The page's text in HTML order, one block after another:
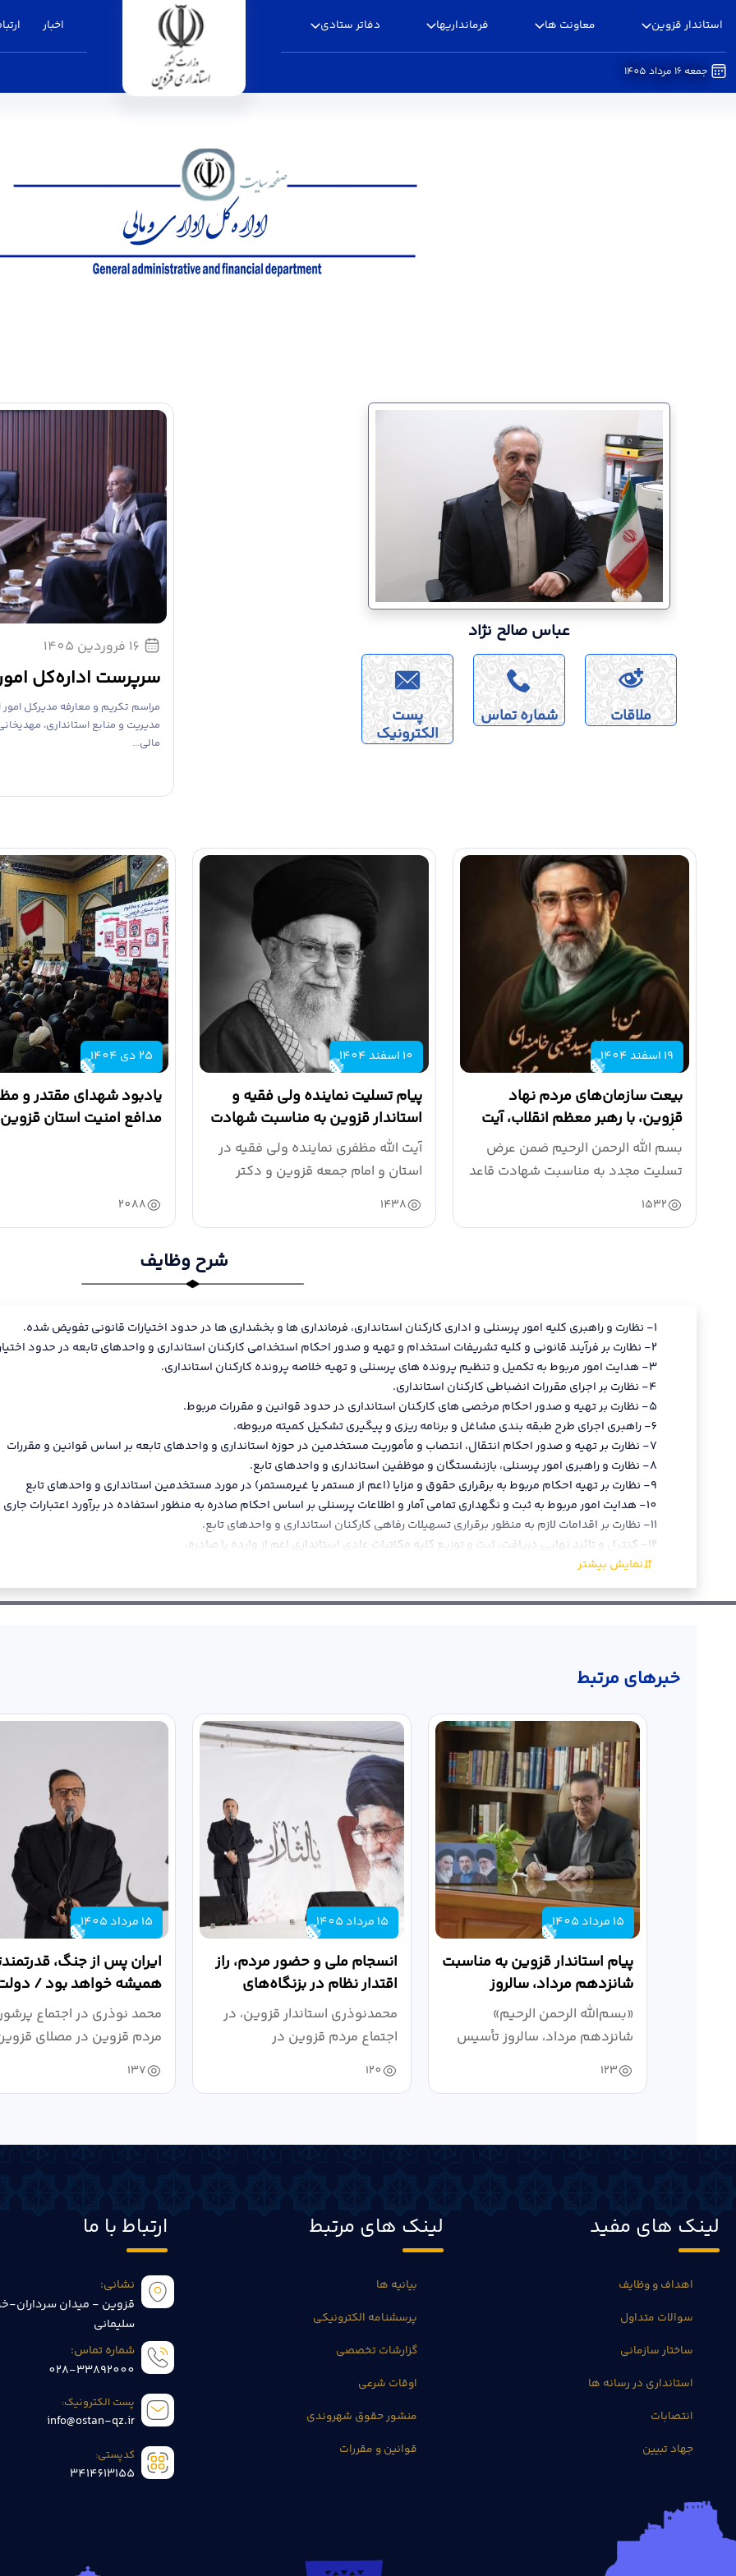
استاندار قزوین معاونت ها فرمانداریها دفاتر ستادی اخبار
جمعه 16 مرداد 1405
عباس صالح نژاد
ملاقات شماره تماس پست
الکترونیک
16 فروردین 1405
سرپرست اداره‌کل
مراسم تکریم و معارفه مدیرکل
مدیریت و منابع استانداری،
مالی...
19 اسفند 1404
بیعت سازمان‌های مردم نهاد
قزوین، با رهبر معظم انقلاب، آیت
الله سید مجتبی...
بسم الله الرحمن الرحیم ضمن عرض
تسلیت مجدد به مناسبت شهادت قاعد
امت اسلامی،...
1532
10 اسفند 1404
پیام تسلیت نماینده ولی فقیه و
استاندار قزوین به مناسبت شهادت
رهبر فرزانه...
آیت الله مظفری نماینده ولی فقیه در
استان و امام جمعه قزوین و دکتر
محمد نوذری...
1438
25 دی 1404
یادبود شهدای مقتدر و
مدافع امنیت استان قزوین
2088
شرح وظایف
١- نظارت و راهبری کلیه امور پرسنلی و اداری کارکنان استانداری، فرمانداری ها و بخشداری ها در حدود اختیارات قانونی تفویض شده.
٢- نظارت بر فرآیند قانونی و کلیه تشریفات استخدام و تهیه و صدور احکام استخدامی کارکنان استانداری و واحدهای تابعه در حدود اختیارات تفویض شده.
٣- هدایت امور مربوط به تکمیل و تنظیم پرونده های پرسنلی و تهیه خلاصه پرونده کارکنان استانداری.
٤- نظارت بر اجرای مقررات انضباطی کارکنان استانداری.
٥- نظارت بر تهیه و صدور احکام مرخصی های کارکنان استانداری در حدود قوانین و مقررات مربوط.
٦- راهبری اجرای طرح طبقه بندی مشاغل و برنامه ریزی و پیگیری تشکیل کمیته مربوطه.
٧- نظارت بر تهیه و صدور احکام انتقال، انتصاب و مأموریت مستخدمین در حوزه استانداری و واحدهای تابعه بر اساس قوانین و مقررات
٨- نظارت و راهبری امور پرسنلی، بازنشستگان و موظفین استانداری و واحدهای تابع.
٩- نظارت بر تهیه احکام مربوط به برقراری حقوق و مزایا (اعم از مستمر یا غیرمستمر) در مورد مستخدمین استانداری و واحدهای تابع
١٠- هدایت امور مربوط به ثبت و نگهداری تمامی آمار و اطلاعات پرسنلی بر اساس احکام صادره به منظور استفاده در برآورد اعتبارات جاری استانداری و واحدهای تابع.
١١- نظارت بر اقدامات لازم به منظور برقراری تسهیلات رفاهی کارکنان استانداری و واحدهای تابع.
١٢- کنترل و تائید نهایی دریافت، ثبت و توزیع کلیه مکاتبات عادی استانداری اعم از وارده یا صادره.
خبر‌های مرتبط
15 مرداد 1405
پیام استاندار قزوین به مناسبت
شانزدهم مرداد، سالروز
تأسیس جهاد دانشگاهی
«بسم‌الله الرحمن الرحیم»
شانزدهم مرداد، سالروز تأسیس
جهاد دانشگاهی،...
123
15 مرداد 1405
انسجام ملی و حضور مردم، راز
اقتدار نظام در بزنگاه‌های
تاریخی است
محمدنوذری استاندار قزوین، در
اجتماع مردم قزوین در
خون‌خواهی رهبر شهید و حمایت...
120
15 مرداد 1405
ایران پس از جنگ،
همیشه خواهد بود /
میدان نبرد اقتصادی،...
محمد نوذری در اجتماع
مردم قزوین در مصلای
به منظور خون‌خواهی...
137
لینک های مفید
اهداف و وظایف
سوالات متداول
ساختار سازمانی
استانداری در رسانه ها
انتصابات
جهاد تبیین
لینک های مرتبط
بیانیه ها
پرسشنامه الکترونیکی
گزارشات تخصصی
اوقات شرعی
منشور حقوق شهروندی
قوانین و مقررات
ارتباط با ما
نشانی:
قزوین - میدان سرداران-
سلیمانی
شماره تماس:
028-33892000
پست الکترونیک:
info@ostan-qz.ir
کدپستی:
3414613155